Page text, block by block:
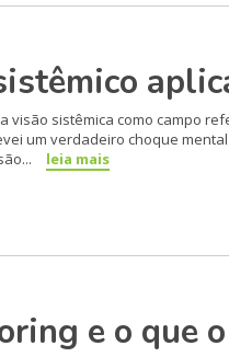
sistêmica como campo
um verdadeiro choque
leia mais
e o que